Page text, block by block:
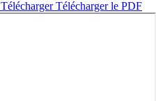
TéléchargerTélécharger le PDF